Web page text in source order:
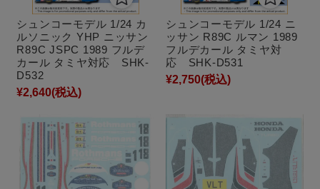
シュンコーモデル 1/24 カ
ルソニック YHP ニッサン
R89C JSPC 1989 フルデ
カール タミヤ対応 SHK-
D532
¥2,640(税込)
シュンコーモデル 1/24 ニ
ッサン R89C ルマン 1989
フルデカール タミヤ対
応 SHK-D531
¥2,750(税込)